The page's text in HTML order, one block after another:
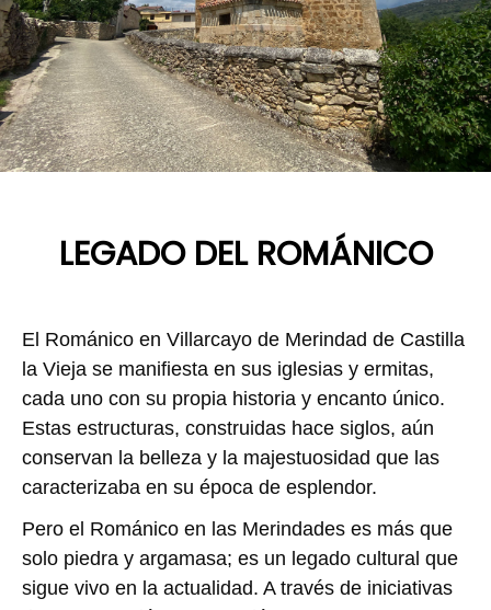
LEGADO DEL ROMÁNICO
El Románico en Villarcayo de Merindad de Castilla
la Vieja se manifiesta en sus iglesias y ermitas,
cada uno con su propia historia y encanto único.
Estas estructuras, construidas hace siglos, aún
conservan la belleza y la majestuosidad que las
caracterizaba en su época de esplendor.
Pero el Románico en las Merindades es más que
solo piedra y argamasa; es un legado cultural que
sigue vivo en la actualidad. A través de iniciativas